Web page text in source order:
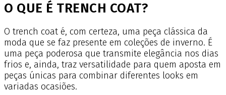
O QUE É TRENCH COAT?
O trench coat é, com certeza, uma peça clássica da
moda que se faz presente em coleções de inverno. É
uma peça poderosa que transmite elegância nos dias
frios e, ainda, traz versatilidade para quem aposta em
peças únicas para combinar diferentes looks em
variadas ocasiões.